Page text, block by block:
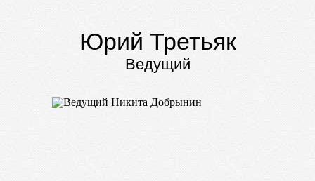
Юрий Третьяк
Ведущий